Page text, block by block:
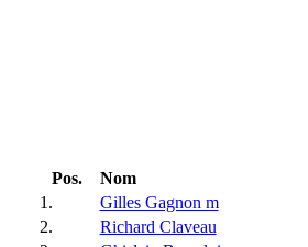
Pos.
Nom
1.
Gilles Gagnon m
2.
Richard Claveau